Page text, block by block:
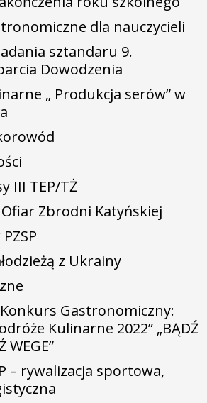
dla nauczycieli
sztandaru 9.
Dowodzenia
„ Produkcja serów” w
III TEP/TŻ
Zbrodni Katyńskiej
z Ukrainy
Gastronomiczny:
Kulinarne 2022” „BĄDŹ
WEGE”
– rywalizacja sportowa,